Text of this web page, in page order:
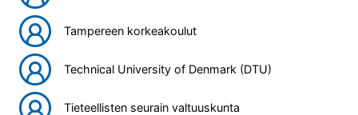
Tampereen korkeakoulut
Technical University of Denmark (DTU)
Tieteellisten seurain valtuuskunta